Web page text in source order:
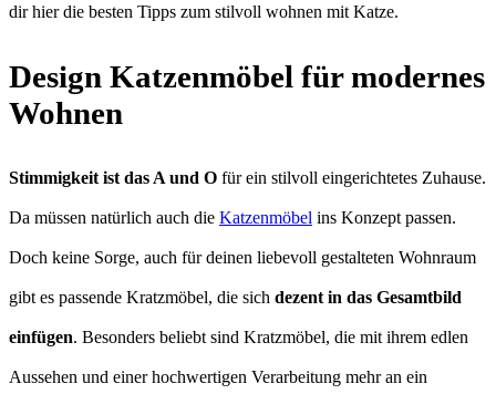
dir hier die besten Tipps zum stilvoll wohnen mit Katze.
Design Katzenmöbel für modernes
Wohnen
Stimmigkeit ist das A und O für ein stilvoll eingerichtetes Zuhause.
Da müssen natürlich auch die Katzenmöbel ins Konzept passen.
Doch keine Sorge, auch für deinen liebevoll gestalteten Wohnraum
gibt es passende Kratzmöbel, die sich dezent in das Gesamtbild
einfügen. Besonders beliebt sind Kratzmöbel, die mit ihrem edlen
Aussehen und einer hochwertigen Verarbeitung mehr an ein